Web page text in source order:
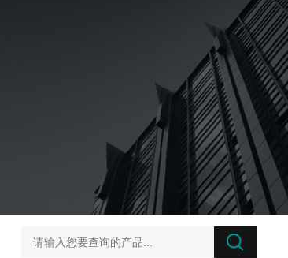
榛子东部枯萎病菌探针法qPCR试剂盒不含内参